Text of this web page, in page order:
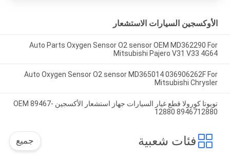
الأوكسجين السيارات الاستشعار
Auto Parts Oxygen Sensor O2 sensor OEM MD362290 For
Mitsubishi Pajero V31 V33 4G64
Auto Oxygen Sensor O2 sensor MD365014 036906262F For
Mitsubishi Chrysler
تويوتا كورولا قطع غيار السيارات جهاز استشعار الأكسجين OEM 89467-
12880 8946712880
فئات شعبية جميع